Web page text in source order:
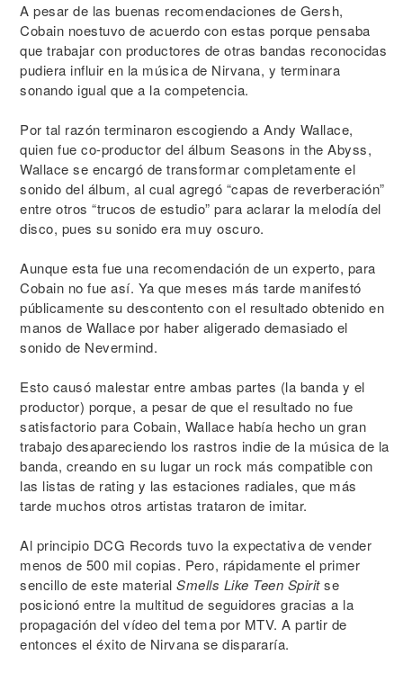
A pesar de las buenas recomendaciones de Gersh,
Cobain noestuvo de acuerdo con estas porque pensaba
que trabajar con productores de otras bandas reconocidas
pudiera influir en la música de Nirvana, y terminara
sonando igual que a la competencia.
Por tal razón terminaron escogiendo a Andy Wallace,
quien fue co-productor del álbum Seasons in the Abyss,
Wallace se encargó de transformar completamente el
sonido del álbum, al cual agregó “capas de reverberación”
entre otros “trucos de estudio” para aclarar la melodía del
disco, pues su sonido era muy oscuro.
Aunque esta fue una recomendación de un experto, para
Cobain no fue así. Ya que meses más tarde manifestó
públicamente su descontento con el resultado obtenido en
manos de Wallace por haber aligerado demasiado el
sonido de Nevermind.
Esto causó malestar entre ambas partes (la banda y el
productor) porque, a pesar de que el resultado no fue
satisfactorio para Cobain, Wallace había hecho un gran
trabajo desapareciendo los rastros indie de la música de la
banda, creando en su lugar un rock más compatible con
las listas de rating y las estaciones radiales, que más
tarde muchos otros artistas trataron de imitar.
Al principio DCG Records tuvo la expectativa de vender
menos de 500 mil copias. Pero, rápidamente el primer
sencillo de este material Smells Like Teen Spiritse
posicionó entre la multitud de seguidores gracias a la
propagación del vídeo del tema por MTV. A partir de
entonces el éxito de Nirvana se dispararía.